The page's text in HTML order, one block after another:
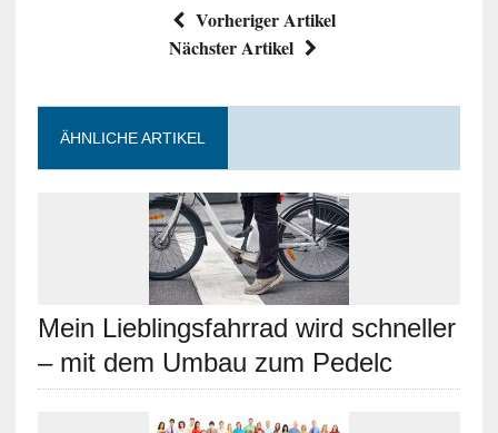
Vorheriger Artikel
Nächster Artikel
ÄHNLICHE ARTIKEL
Mein Lieblingsfahrrad wird schneller
– mit dem Umbau zum Pedelc